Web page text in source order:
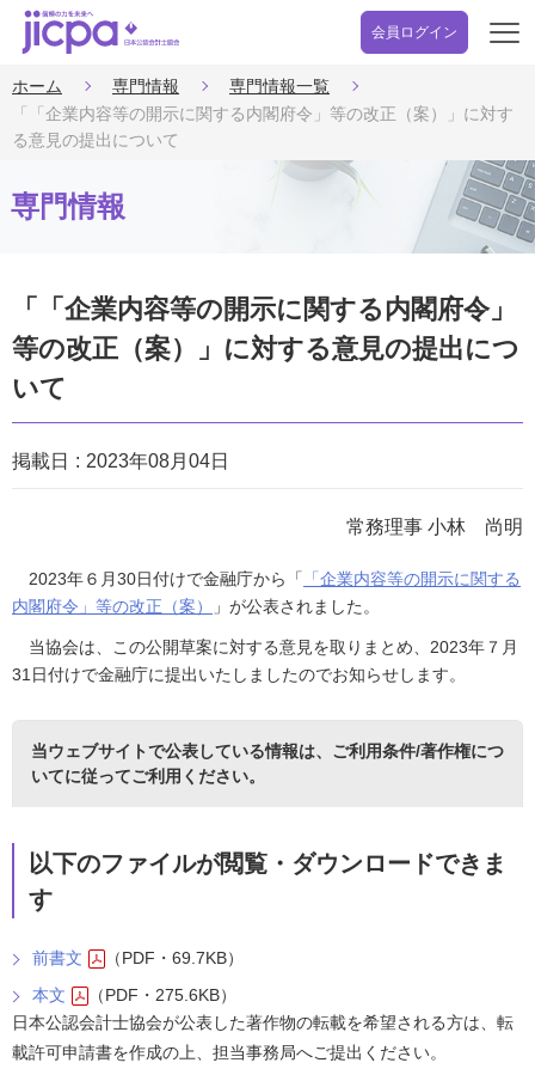
会員ログイン
開
ホーム 専門情報
専門情報一覧
「「企業内容等の開示に関する内閣府令」等の改正（案）」に対す
る意見の提出について
専門情報
「「企業内容等の開示に関する内閣府令」
等の改正（案）」に対する意見の提出につ
いて
掲載日 2023年08月04日
常務理事 小林 尚明
2023年６月30日付けで金融庁から「
「企業内容等の開示に関する
内閣府令」等の改正（案）
」が公表されました。
当協会は、この公開草案に対する意見を取りまとめ、2023年７月
31日付けで金融庁に提出いたしましたのでお知らせします。
当ウェブサイトで公表している情報は、 ご利用条件/著作権につ
いてに従ってご利用ください。
以下のファイルが閲覧・ダウンロードできま
す
前書文
（PDF・69.7KB）
本文
（PDF・275.6KB）
日本公認会計士協会が公表した著作物の転載を希望される方は、転
載許可申請書を作成の上、担当事務局へご提出ください。